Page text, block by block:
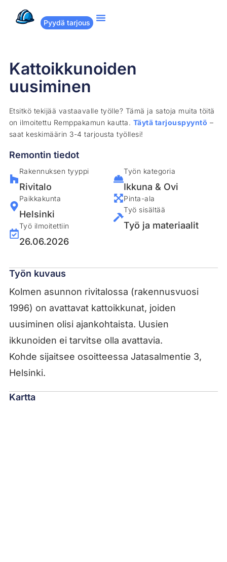
Pyydä tarjous
Kattoikkunoiden
uusiminen
Etsitkö tekijää vastaavalle työlle? Tämä ja satoja muita töitä
on ilmoitettu Remppakamun kautta. Täytä tarjouspyyntö –
saat keskimäärin 3-4 tarjousta työllesi!
Remontin tiedot
Rakennuksen tyyppi
Rivitalo
Paikkakunta
Helsinki
Työ ilmoitettiin
26.06.2026
Työn kategoria
Ikkuna & Ovi
Pinta-ala
Työ sisältää
Työ ja materiaalit
Työn kuvaus
Kolmen asunnon rivitalossa (rakennusvuosi
1996) on avattavat kattoikkunat, joiden
uusiminen olisi ajankohtaista. Uusien
ikkunoiden ei tarvitse olla avattavia.
Kohde sijaitsee osoitteessa Jatasalmentie 3,
Helsinki.
Kartta